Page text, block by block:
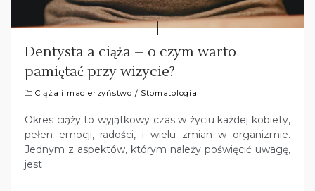
Dentysta a ciąża – o czym warto
pamiętać przy wizycie?
Ciąża i macierzyństwo / Stomatologia
Okres ciąży to wyjątkowy czas w życiu każdej kobiety,
pełen emocji, radości, i wielu zmian w organizmie.
Jednym z aspektów, którym należy poświęcić uwagę,
jest